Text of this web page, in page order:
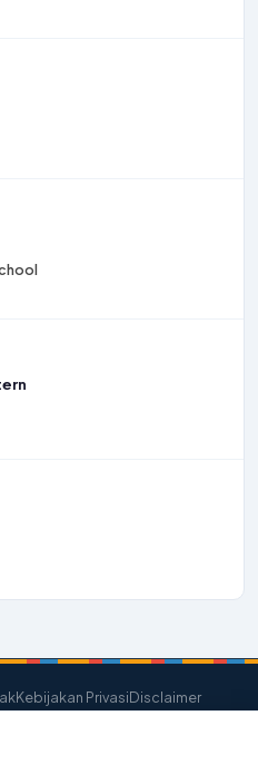
Kebijakan PrivasiDisclaimer
All Rights Reserved.